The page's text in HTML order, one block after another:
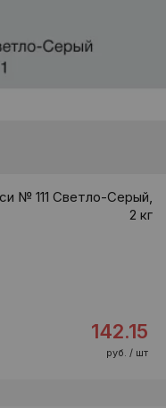
№ 111 Светло-Серый,
2 кг
142.15
руб. / шт